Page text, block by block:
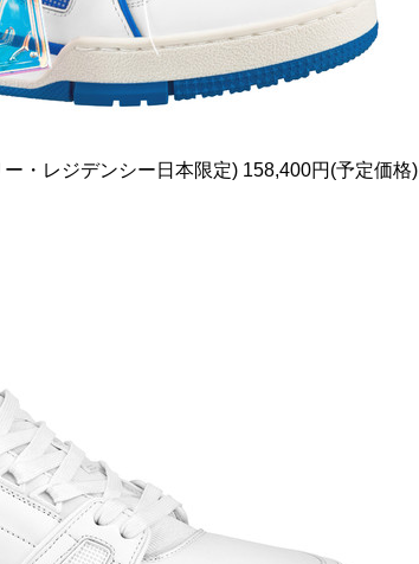
・レジデンシー日本限定) 158,400円(予定価格)